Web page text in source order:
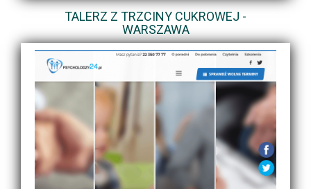
TALERZ Z TRZCINY CUKROWEJ -
WARSZAWA